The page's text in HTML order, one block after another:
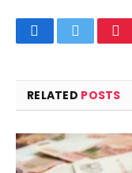
FacebookTwitter
RELATED POSTS